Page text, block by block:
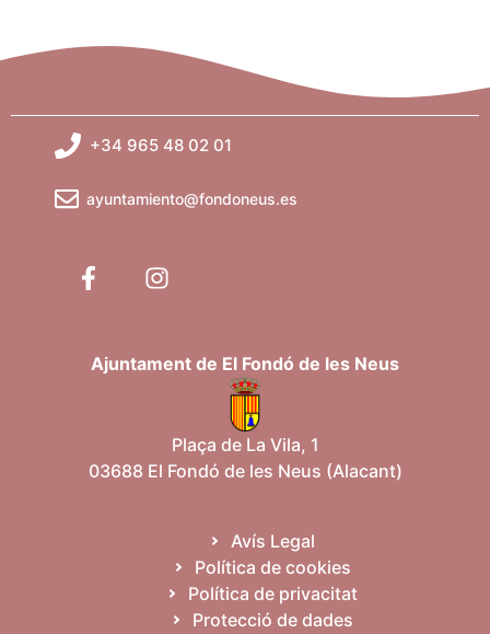
+34 965 48 02 01
ayuntamiento@fondoneus.es
Ajuntament de El Fondó de les Neus
Plaça de La Vila, 1
03688 El Fondó de les Neus (Alacant)
Avís Legal
Política de cookies
Política de privacitat
Protecció de dades